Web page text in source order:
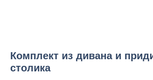
Комплект из дивана и
столика